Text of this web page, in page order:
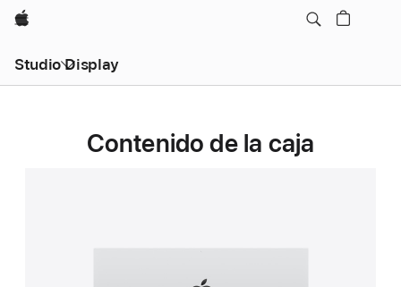
Apple
Studio Display
Contenido de la caja